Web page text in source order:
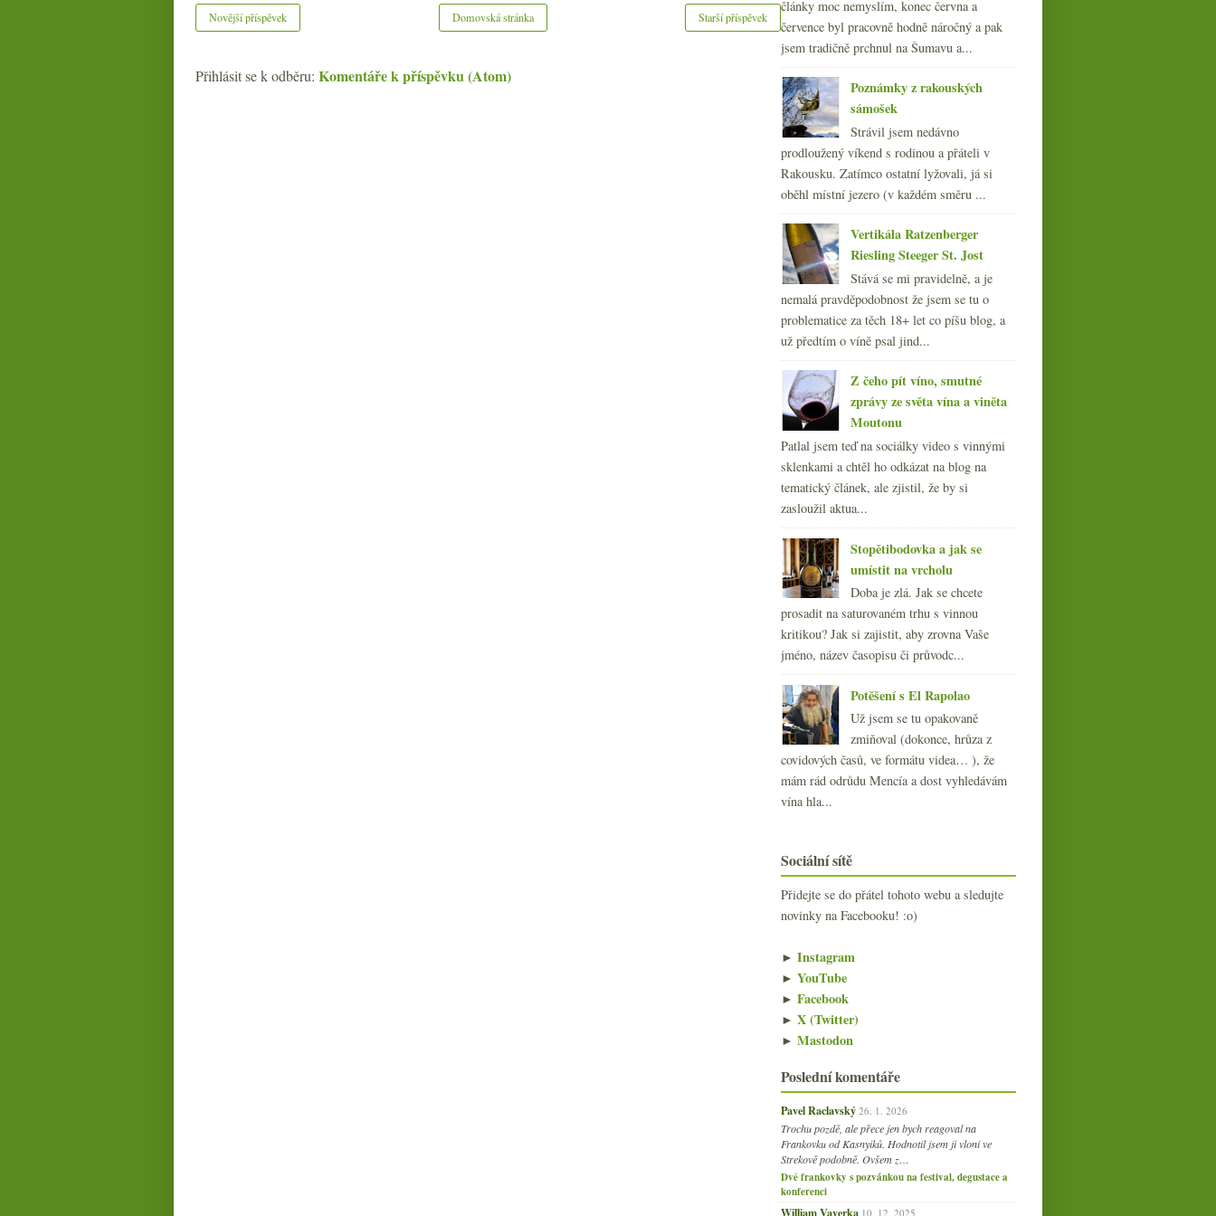
Novější příspěvek Starší příspěvek
Domovská stránka
Přihlásit se k odběru: Komentáře k příspěvku (Atom)
články moc nemyslím, konec června a
července byl pracovně hodně náročný a pak
jsem tradičně prchnul na Šumavu a...
Poznámky z rakouských
sámošek
Strávil jsem nedávno
prodloužený víkend s rodinou a přáteli v
Rakousku. Zatímco ostatní lyžovali, já si
oběhl místní jezero (v každém směru ...
Vertikála Ratzenberger
Riesling Steeger St. Jost
Stává se mi pravidelně, a je
nemalá pravděpodobnost že jsem se tu o
problematice za těch 18+ let co píšu blog, a
už předtím o víně psal jind...
Z čeho pít víno, smutné
zprávy ze světa vína a viněta
Moutonu
Patlal jsem teď na sociálky video s vinnými
sklenkami a chtěl ho odkázat na blog na
tematický článek, ale zjistil, že by si
zasloužil aktua...
Stopětibodovka a jak se
umístit na vrcholu
Doba je zlá. Jak se chcete
prosadit na saturovaném trhu s vinnou
kritikou? Jak si zajistit, aby zrovna Vaše
jméno, název časopisu či průvodc...
Potěšení s El Rapolao
Už jsem se tu opakovaně
zmiňoval (dokonce, hrůza z
covidových časů, ve formátu videa… ), že
mám rád odrůdu Mencía a dost vyhledávám
vína hla...
Sociální sítě
Přidejte se do přátel tohoto webu a sledujte
novinky na Facebooku! :o)
► Instagram
► YouTube
► Facebook
► X (Twitter)
► Mastodon
Poslední komentáře
Pavel Raclavský 26. 1. 2026
Trochu pozdě, ale přece jen bych reagoval na
Frankovku od Kasnyiků. Hodnotil jsem ji vloni ve
Strekově podobně. Ovšem z…
Dvě frankovky s pozvánkou na festival, degustace a
konferenci
William Vaverka 10. 12. 2025